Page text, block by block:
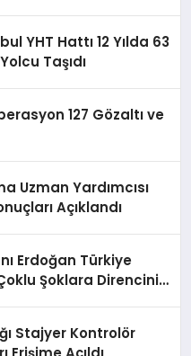
YHT Hattı 12 Yılda 63
Taşıdı
127 Gözaltı ve
Uzman Yardımcısı
Açıklandı
Erdoğan Türkiye
Şoklara Direncini
Stajyer Kontrolör